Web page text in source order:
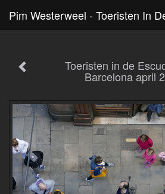
Toeristen in de
Barcelona april